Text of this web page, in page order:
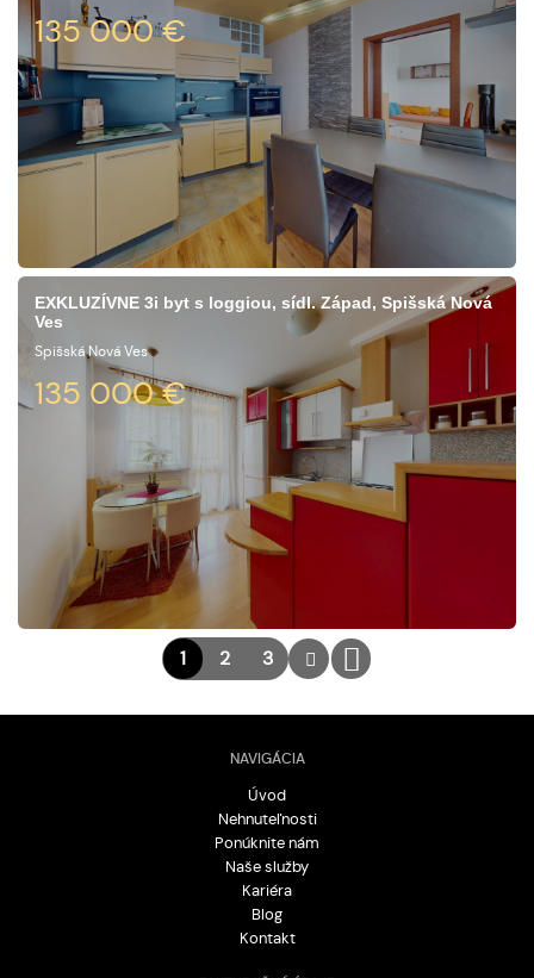
135 000€
EXKLUZÍVNE 3i byt s loggiou, sídl. Západ, Spišská Nová
Ves
Spišská Nová Ves
135 000€
1 2 3
NAVIGÁCIA
Úvod
Nehnuteľnosti
Ponúknite nám
Naše služby
Kariéra
Blog
Kontakt